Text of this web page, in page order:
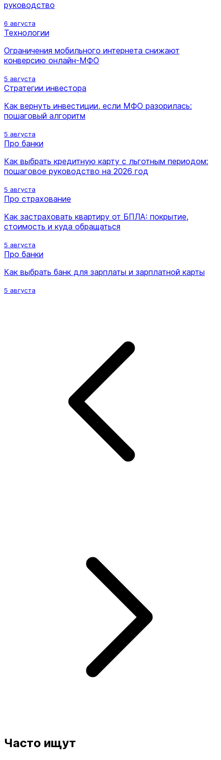
руководство
6 августа
Технологии
Ограничения мобильного интернета снижают
конверсию онлайн-МФО
5 августа
Стратегии инвестора
Как вернуть инвестиции, если МФО разорилась:
пошаговый алгоритм
5 августа
Про банки
Как выбрать кредитную карту с льготным периодом:
пошаговое руководство на 2026 год
5 августа
Про страхование
Как застраховать квартиру от БПЛА: покрытие,
стоимость и куда обращаться
5 августа
Про банки
Как выбрать банк для зарплаты и зарплатной карты
5 августа
Часто ищут